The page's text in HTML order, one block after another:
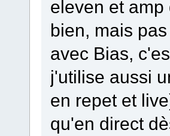
eleven et amp
bien, mais
avec Bias,
j'utilise aussi
en repet et
qu'en direct